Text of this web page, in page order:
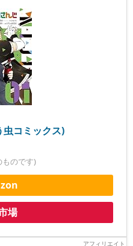
虫コミックス)
のです)
場